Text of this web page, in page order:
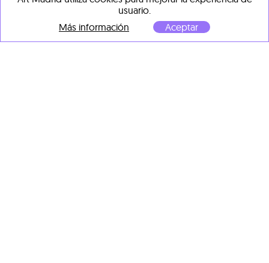
algodon y bastidor de
madera
usuario.
Más información
Aceptar